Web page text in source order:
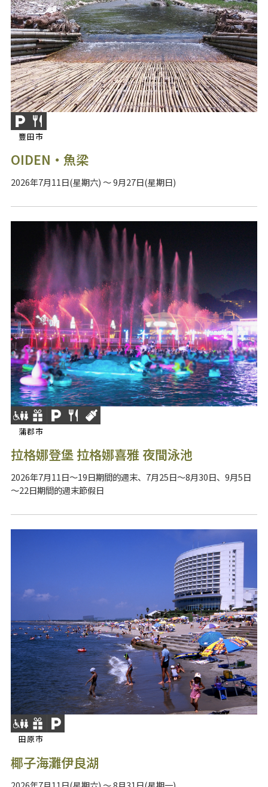
豐田市
OIDEN・魚梁
2026年7月11日(星期六) ～ 9月27日(星期日)
蒲郡市
拉格娜登堡 拉格娜喜雅 夜間泳池
2026年7月11日～19日期間的週末、7月25日～8月30日、9月5日
～22日期間的週末節假日
田原市
椰子海灘伊良湖